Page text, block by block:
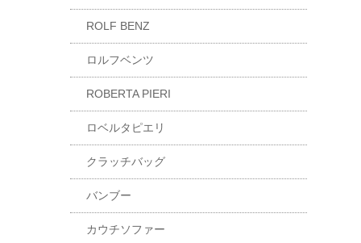
ROLF BENZ
ロルフベンツ
ROBERTA PIERI
ロベルタピエリ
クラッチバッグ
バンブー
カウチソファー